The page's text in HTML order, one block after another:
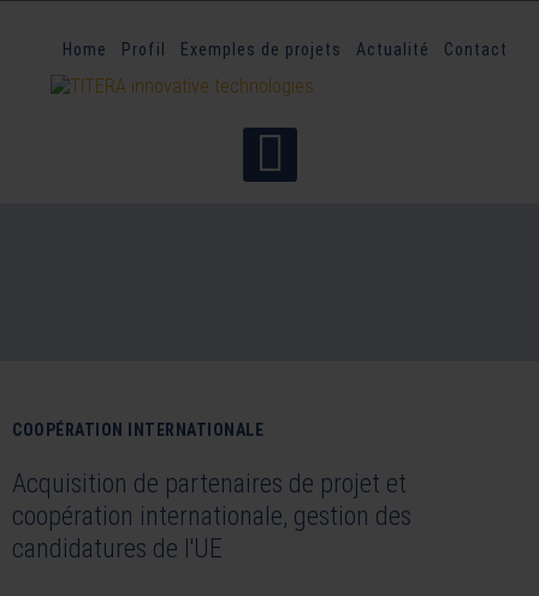
Home Profil Exemples de projets Actualité Contact
COOPÉRATION INTERNATIONALE
Acquisition de partenaires de projet et
coopération internationale, gestion des
candidatures de l'UE